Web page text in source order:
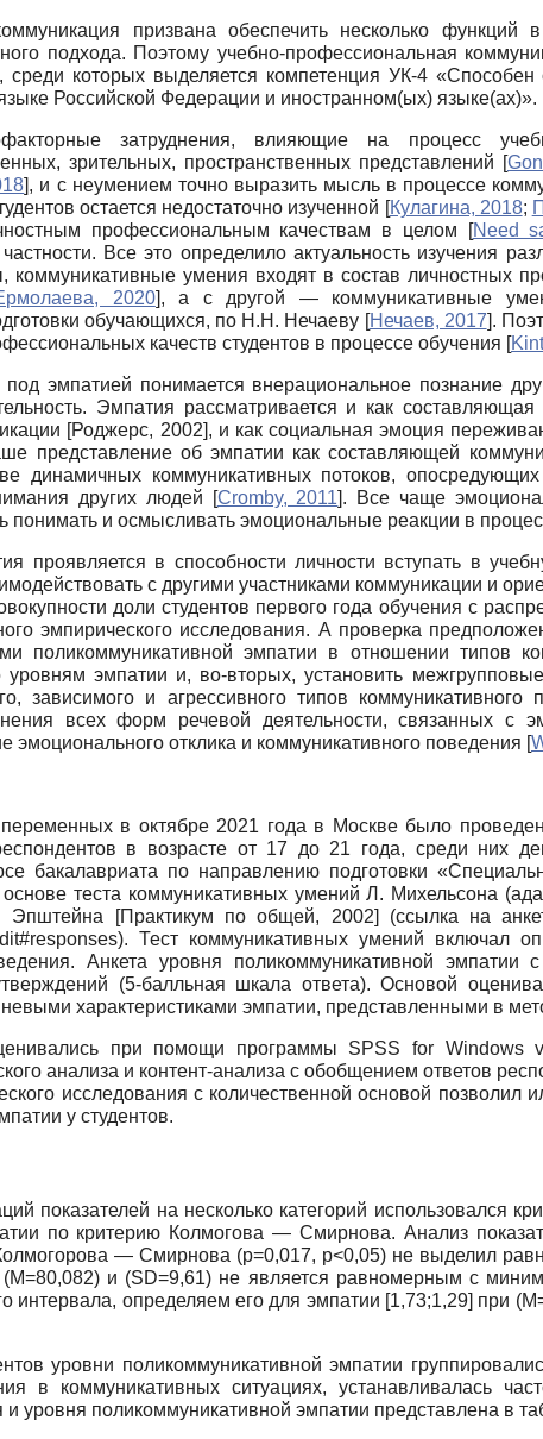
призвана обеспечить несколько
подхода. Поэтому учебно-профессиональная
среди которых выделяется компетенция УК-4
Российской Федерации и иностранном(ых) языке(ах)».
затруднения, влияющие на процесс
зрительных, пространственных представлений [
], и с неумением точно выразить мысль в процессе
остается недостаточно изученной [Кулагина, 2018;
профессиональным качествам в целом
[Need
Все это определило актуальность изучения
коммуникативные умения входят в состав личностных
2020], а с другой — коммуникативные
обучающихся, по Н.Н. Нечаеву [Нечаев, 2017].
качеств студентов в процессе обучения [
под эмпатией понимается внерациональное познание
Эмпатия рассматривается и как
[Роджерс, 2002], и как социальная эмоция
представление об эмпатии как составляющей
динамичных коммуникативных потоков,
других людей
[Cromby, 2011]. Все чаще
понимать и осмысливать эмоциональные реакции в
проявляется в способности личности вступать в
с другими участниками коммуникации и
доли студентов первого года обучения с
эмпирического исследования. А проверка
поликоммуникативной эмпатии в отношении типов
уровням эмпатии и, во-вторых, установить
зависимого и агрессивного типов
всех форм речевой деятельности, связанных с
эмоционального отклика и коммуникативного поведения [
в октябре 2021 года в Москве было
в возрасте от 17 до 21 года, среди
бакалавриата по направлению подготовки
теста коммуникативных умений Л. Михельсона
Эпштейна
[Практикум по общей, 2002] (ссылка на
Тест коммуникативных умений включал
Анкета уровня поликоммуникативной
(5-балльная шкала ответа). Основой
характеристиками эмпатии, представленными в
при помощи программы SPSS for Windows
анализа и контент-анализа с обобщением ответов
исследования с количественной основой позволил
у студентов.
показателей на несколько категорий использовался
по критерию Колмогова — Смирнова. Анализ
— Смирнова (p=0,017, p<0,05) не выделил
и (SD=9,61) не является равномерным с
интервала, определяем его для эмпатии [1,73;1,29] при
уровни поликоммуникативной эмпатии
в коммуникативных ситуациях, устанавливалась
уровня поликоммуникативной эмпатии представлена в